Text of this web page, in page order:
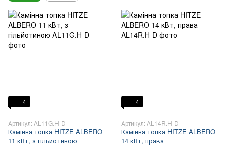
4
Артикул: AL11G.H-D
Камінна топка HITZE ALBERO
11 кВт, з гільйотиною
4
Артикул: AL14R.H-D
Камінна топка HITZE ALBERO
14 кВт, права